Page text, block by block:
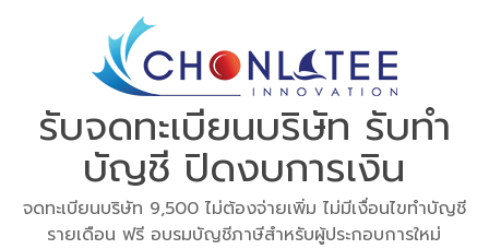
รับจดทะเบียนบริษัท รับทำ
บัญชี ปิดงบการเงิน
จดทะเบียนบริษัท 9,500 ไม่ต้องจ่ายเพิ่ม ไม่มีเงื่อนไขทำบัญชี
รายเดือน ฟรี อบรมบัญชีภาษีสำหรับผู้ประกอบการใหม่